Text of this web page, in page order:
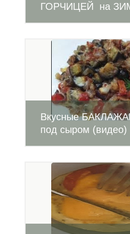
ГОРЧИЦЕЙ на
Вкусные
под сыром (видео)